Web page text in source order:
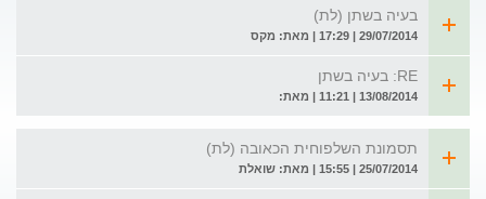
בעיה בשתן (לת)
29/07/2014 | 17:29 | מאת: מקס
RE: בעיה בשתן
13/08/2014 | 11:21 | מאת:
תסמונת השלפוחית הכאובה (לת)
25/07/2014 | 15:55 | מאת: שואלת